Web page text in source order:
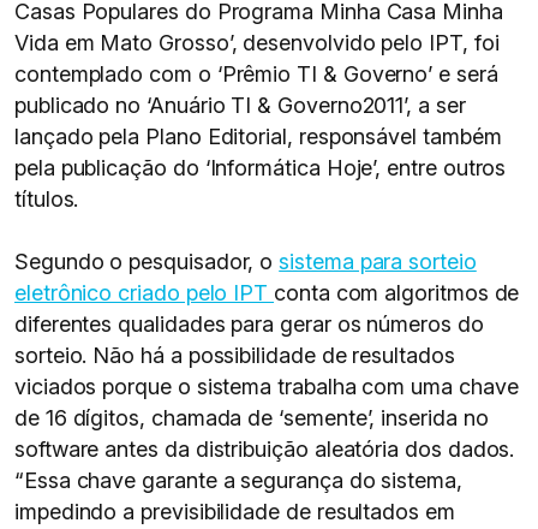
Casas Populares do Programa Minha Casa Minha
Vida em Mato Grosso’, desenvolvido pelo IPT, foi
contemplado com o ‘Prêmio TI & Governo’ e será
publicado no ‘Anuário TI & Governo2011’, a ser
lançado pela Plano Editorial, responsável também
pela publicação do ‘Informática Hoje’, entre outros
títulos.
Segundo o pesquisador, osistema para sorteio
eletrônico criado pelo IPT conta com algoritmos de
diferentes qualidades para gerar os números do
sorteio. Não há a possibilidade de resultados
viciados porque o sistema trabalha com uma chave
de 16 dígitos, chamada de ‘semente’, inserida no
software antes da distribuição aleatória dos dados.
“Essa chave garante a segurança do sistema,
impedindo a previsibilidade de resultados em